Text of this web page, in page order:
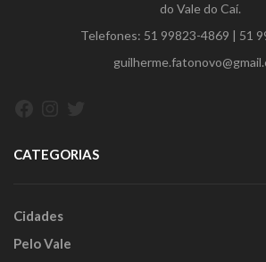
do Vale do Caí.
Telefones: 51 99823-4869 | 51
CATEGORIAS
Cidades
Pelo Vale